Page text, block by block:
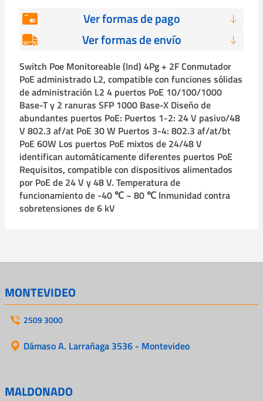
Ver formas de pago
Ver formas de envío
Switch Poe Monitoreable (Ind) 4Pg + 2F Conmutador
PoE administrado L2, compatible con funciones sólidas
de administración L2 4 puertos PoE 10/100/1000
Base-T y 2 ranuras SFP 1000 Base-X Diseño de
abundantes puertos PoE: Puertos 1-2: 24 V pasivo/48
V 802.3 af/at PoE 30 W Puertos 3-4: 802.3 af/at/bt
PoE 60W Los puertos PoE mixtos de 24/48 V
identifican automáticamente diferentes puertos PoE
Requisitos, compatible con dispositivos alimentados
por PoE de 24 V y 48 V. Temperatura de
funcionamiento de -40 ℃ ~ 80 ℃ Inmunidad contra
sobretensiones de 6 kV
MONTEVIDEO
2509 3000
Dámaso A. Larrañaga 3536 - Montevideo
MALDONADO